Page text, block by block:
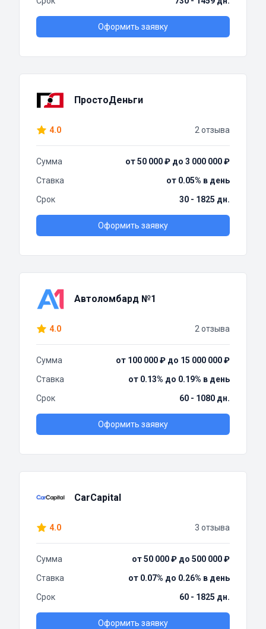
Оформить заявку
ПростоДеньги
4.0 2 отзыва
Сумма
от 50 000 ₽ до 3 000 000 ₽
Ставка
от 0.05% в день
Срок
30 - 1825 дн.
Оформить заявку
Автоломбард №1
4.0 2 отзыва
Сумма
от 100 000 ₽ до 15 000 000 ₽
Ставка
от 0.13% до 0.19% в день
Срок
60 - 1080 дн.
Оформить заявку
CarCapital
4.0 3 отзыва
Сумма
от 50 000 ₽ до 500 000 ₽
Ставка
от 0.07% до 0.26% в день
Срок
60 - 1825 дн.
Оформить заявку